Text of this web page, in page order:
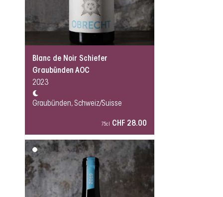
Blanc de Noir Schiefer
Graubünden AOC
2023
Graubünden, Schweiz/Suisse
75cl CHF 28.00